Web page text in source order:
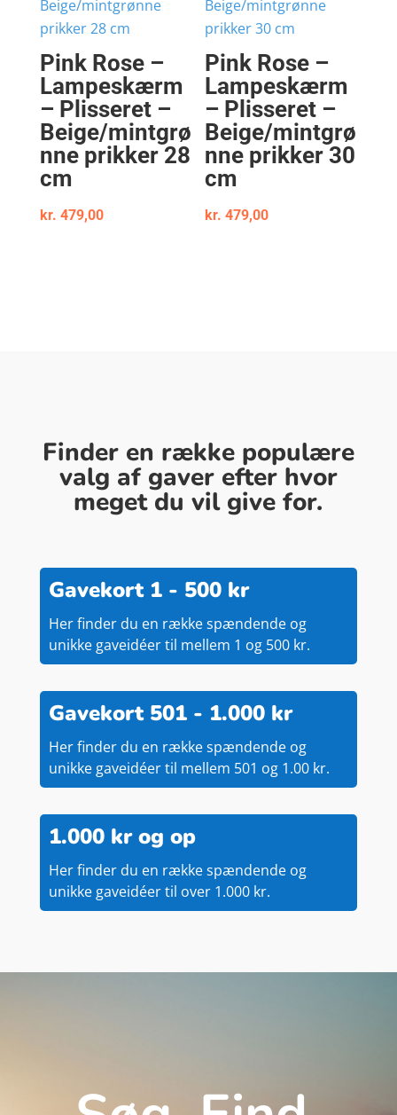
Pink Rose –
Lampeskærm
– Plisseret –
Beige/mintgrø
nne prikker 28
cm
kr. 479,00
Pink Rose –
Lampeskærm
– Plisseret –
Beige/mintgrø
nne prikker 30
cm
kr. 479,00
Finder en række populære
valg af gaver efter hvor
meget du vil give for.
Gavekort 1 - 500 kr
Her finder du en række spændende og
unikke gaveidéer til mellem 1 og 500 kr.
Gavekort 501 - 1.000 kr
Her finder du en række spændende og
unikke gaveidéer til mellem 501 og 1.00 kr.
1.000 kr og op
Her finder du en række spændende og
unikke gaveidéer til over 1.000 kr.